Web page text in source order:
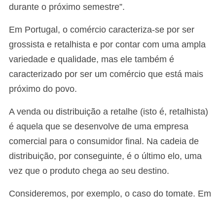
durante o próximo semestre”.
Em Portugal, o comércio caracteriza-se por ser
grossista e retalhista e por contar com uma ampla
variedade e qualidade, mas ele também é
caracterizado por ser um comércio que está mais
próximo do povo.
A venda ou distribuição a retalhe (isto é, retalhista)
é aquela que se desenvolve de uma empresa
comercial para o consumidor final. Na cadeia de
distribuição, por conseguinte, é o último elo, uma
vez que o produto chega ao seu destino.
Consideremos, por exemplo, o caso do tomate. Em